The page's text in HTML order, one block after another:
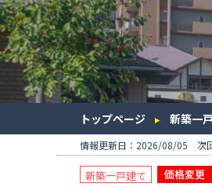
トップページ 新築一
新築一戸建て
情報更新日：2026/08/05 次